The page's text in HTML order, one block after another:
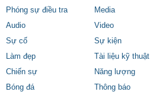
Phóng sự điều tra
Media
Audio
Video
Sự cố
Sự kiện
Làm đẹp
Tài liệu kỹ thuật
Chiến sự
Năng lượng
Bóng đá
Thông báo